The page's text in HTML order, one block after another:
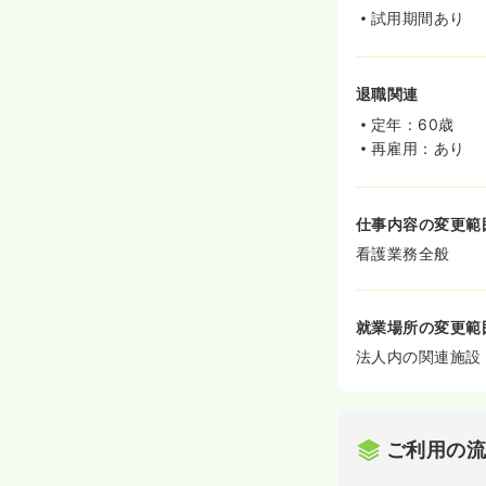
試用期間あり
退職関連
定年：60歳
再雇用：あり
仕事内容の変更範
看護業務全般
就業場所の変更範
法人内の関連施設
ご利用の